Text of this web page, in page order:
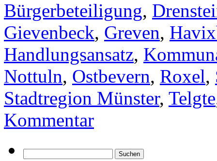
Bürgerbeteiligung,
Gievenbeck, Greven,
Handlungsansatz,
Nottuln, Ostbevern, Roxel,
Stadtregion Münster, Telgte
Kommentar